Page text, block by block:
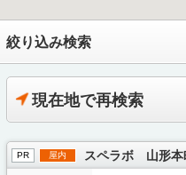
絞り込み検索
現在地で再検索
PR 屋内 スペラボ 山形本